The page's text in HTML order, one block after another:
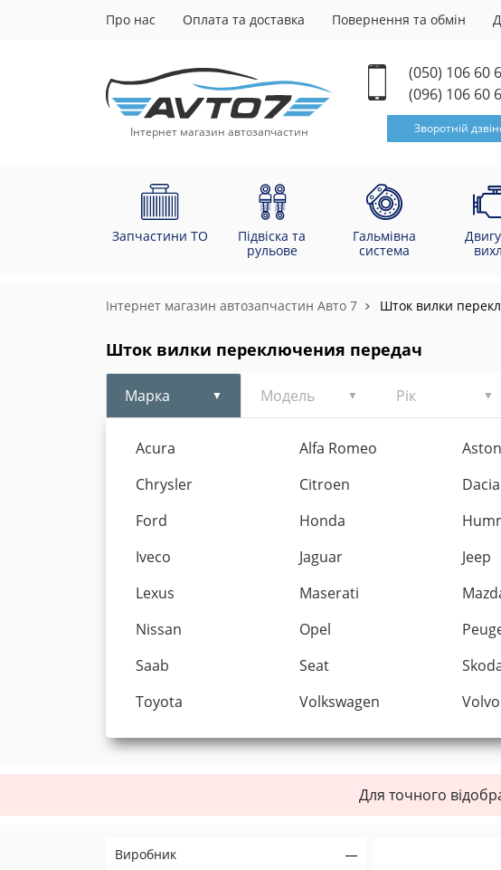
Про нас Оплата та доставка Повернення та обмін
Інтернет магазин автозапчастин
(050) 106 60
(096) 106 60
Зворотній
Запчастини ТО
Підвіска та
рульове
Гальмівна
система
Інтернет магазин автозапчастин Авто 7 Шток вилки
Шток вилки переключения передач
Марка Модель Рік
Acura Alfa Romeo
Chrysler
Citroen Dacia
Ford
Honda
Iveco
Jaguar Jeep
Lexus
Maserati
Nissan
Opel
Saab
Seat
Toyota
Volkswagen Volvo
Для точного
Виробник